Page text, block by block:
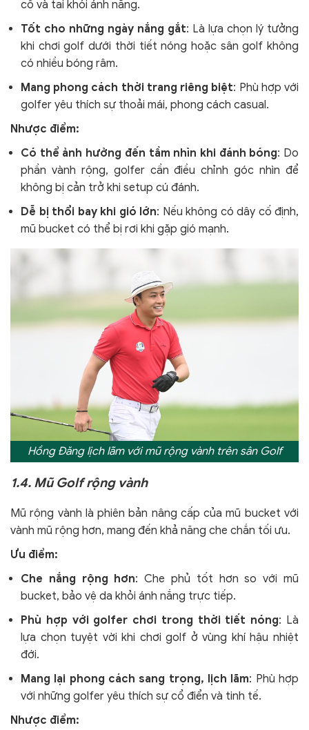
cổ và tai khỏi ánh nắng.
Tốt cho những ngày nắng gắt: Là lựa chọn lý tưởng
khi chơi golf dưới thời tiết nóng hoặc sân golf không
có nhiều bóng râm.
Mang phong cách thời trang riêng biệt: Phù hợp với
golfer yêu thích sự thoải mái, phong cách casual.
Nhược điểm:
Có thể ảnh hưởng đến tầm nhìn khi đánh bóng: Do
phần vành rộng, golfer cần điều chỉnh góc nhìn để
không bị cản trở khi setup cú đánh.
Dễ bị thổi bay khi gió lớn: Nếu không có dây cố định,
mũ bucket có thể bị rơi khi gặp gió mạnh.
Hồng Đăng lịch lãm với mũ rộng vành trên sân Golf
1.4. Mũ Golf rộng vành
Mũ rộng vành là phiên bản nâng cấp của mũ bucket với
vành mũ rộng hơn, mang đến khả năng che chắn tối ưu.
Ưu điểm:
Che nắng rộng hơn: Che phủ tốt hơn so với mũ
bucket, bảo vệ da khỏi ánh nắng trực tiếp.
Phù hợp với golfer chơi trong thời tiết nóng: Là
lựa chọn tuyệt vời khi chơi golf ở vùng khí hậu nhiệt
đới.
Mang lại phong cách sang trọng, lịch lãm: Phù hợp
với những golfer yêu thích sự cổ điển và tinh tế.
Nhược điểm: